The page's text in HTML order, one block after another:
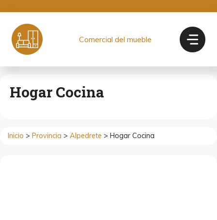
contenido
Comercial del mueble
Hogar Cocina
Inicio > Provincia > Alpedrete > Hogar Cocina